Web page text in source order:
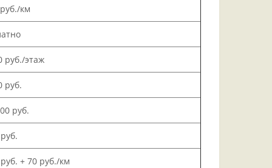
км
руб./этаж
руб.
руб.
+ 70 руб./км